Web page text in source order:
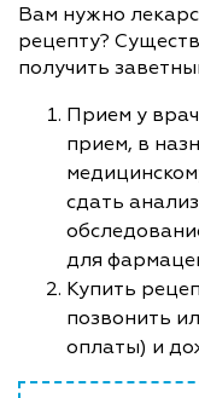
Вам нужно
рецепту?
получить
Прием у
прием, в
сдать
для
Купить
позвонить
оплаты) и